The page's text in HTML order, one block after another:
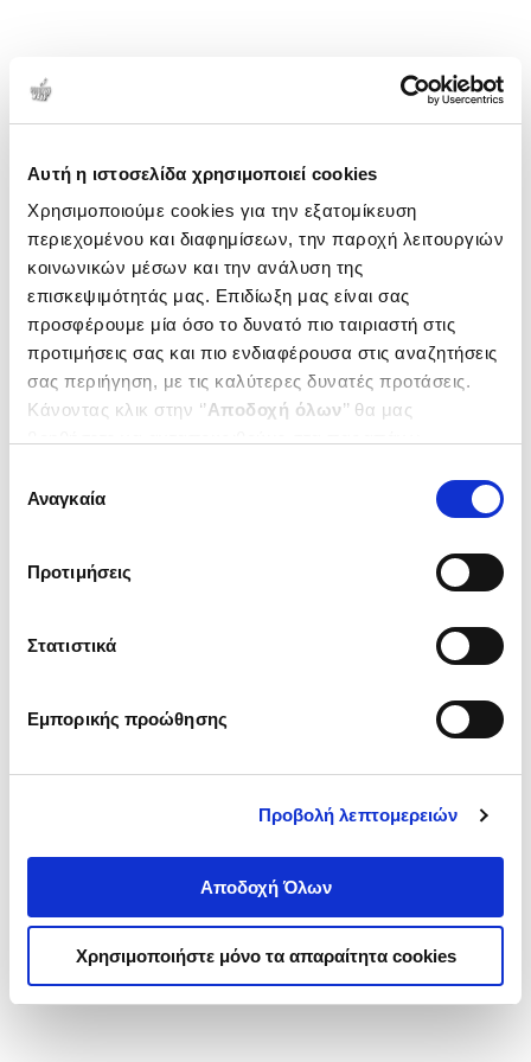
Αυτή η ιστοσελίδα χρησιμοποιεί cookies
Χρησιμοποιούμε cookies για την εξατομίκευση
περιεχομένου και διαφημίσεων, την παροχή λειτουργιών
κοινωνικών μέσων και την ανάλυση της
επισκεψιμότητάς μας. Επιδίωξη μας είναι σας
προσφέρουμε μία όσο το δυνατό πιο ταιριαστή στις
προτιμήσεις σας και πιο ενδιαφέρουσα στις αναζητήσεις
σας περιήγηση, με τις καλύτερες δυνατές προτάσεις.
Κάνοντας κλικ στην ‘’Αποδοχή όλων’’ θα μας
ενδιαφέρουν και να επιλέξετε από τα παρακάτω με την
΄΄και να ενημερωθείτε σχετικά με
συγκατάθεσης
Αναγκαία
Προτιμήσεις
Στατιστικά
Εμπορικής προώθησης
Προβολή λεπτομερειών
Αποδοχή Όλων
Χρησιμοποιήστε μόνο τα απαραίτητα cookies